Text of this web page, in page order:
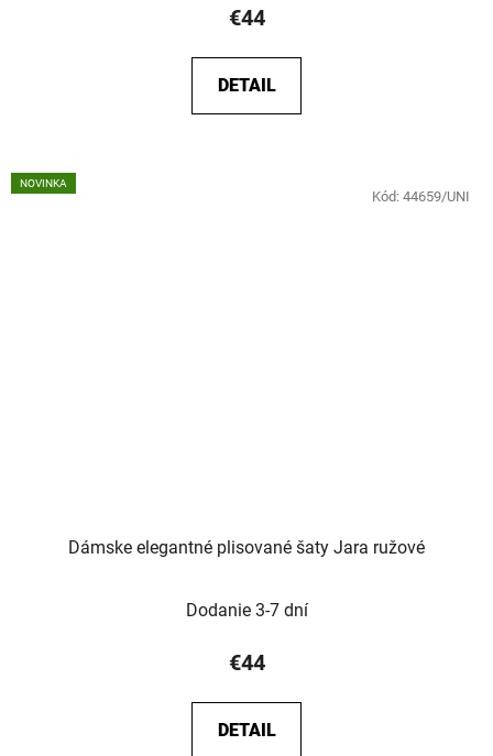
€44
DETAIL
NOVINKA
Dámske elegantné plisované šaty Jara ružové
Dodanie 3-7 dní
€44
DETAIL
Kód: 44659/UNI